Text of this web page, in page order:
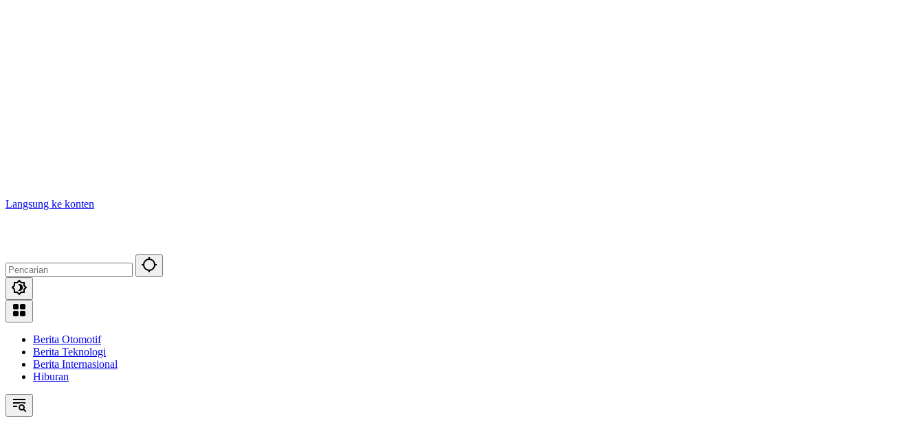
Langsung ke konten
Berita Otomotif
Berita Teknologi
Berita Internasional
Hiburan